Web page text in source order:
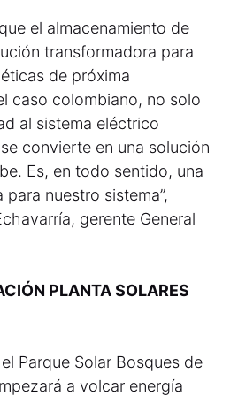
el almacenamiento de
transformadora para
de próxima
caso colombiano, no solo
al sistema eléctrico
convierte en una solución
Es, en todo sentido, una
nuestro sistema”,
gerente General
PLANTA SOLARES
Parque Solar Bosques de
a volcar energía